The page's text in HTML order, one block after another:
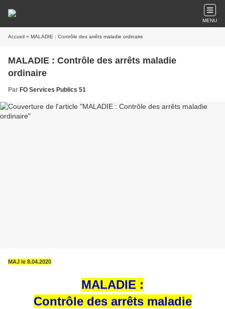
MENU
Accueil » MALADIE : Contrôle des arrêts maladie ordinaire
MALADIE : Contrôle des arrêts maladie
ordinaire
Par FO Services Publics 51
MAJ le 8.04.2020
MALADIE :
Contrôle des arrêts maladie